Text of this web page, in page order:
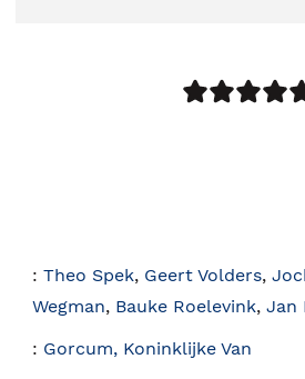
: Theo Spek, Geert Volders,
Wegman, Bauke Roelevink, Jan
: Gorcum, Koninklijke Van